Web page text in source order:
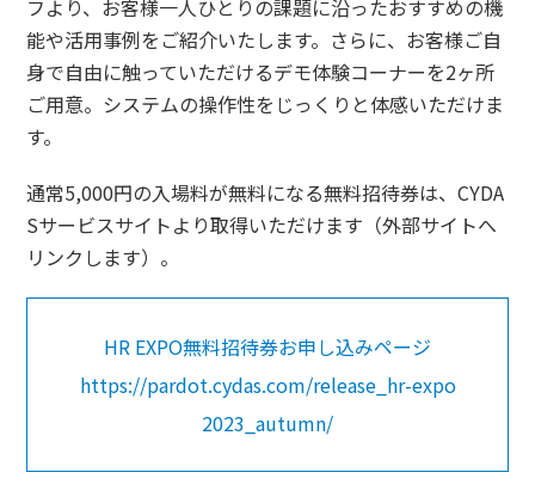
フより、お客様一人ひとりの課題に沿ったおすすめの機
能や活用事例をご紹介いたします。さらに、お客様ご自
身で自由に触っていただけるデモ体験コーナーを2ヶ所
ご用意。システムの操作性をじっくりと体感いただけま
す。
通常5,000円の入場料が無料になる無料招待券は、CYDA
Sサービスサイトより取得いただけます（外部サイトへ
リンクします）。
HR EXPO無料招待券お申し込みページ
https://pardot.cydas.com/release_hr-expo
2023_autumn/